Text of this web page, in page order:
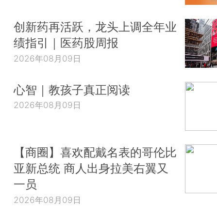
创新药再活跃，龙头上调全年业
绩指引｜医药股周报
2026年08月09日
心智｜教孩子真正阅读
2026年08月09日
【商圈】喜欢配戴名表的哥伦比
亚新总统 商人出身拉美右翼又
一员
2026年08月09日